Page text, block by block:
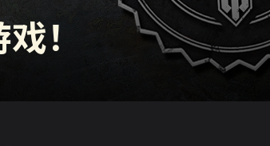
《以战止战》
！